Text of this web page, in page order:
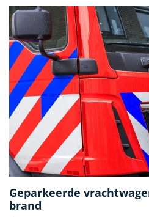
Geparkeerde
brand